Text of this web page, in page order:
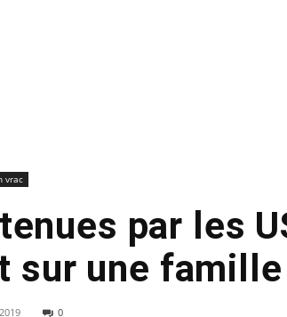
vrac
par les
sur une famille
0